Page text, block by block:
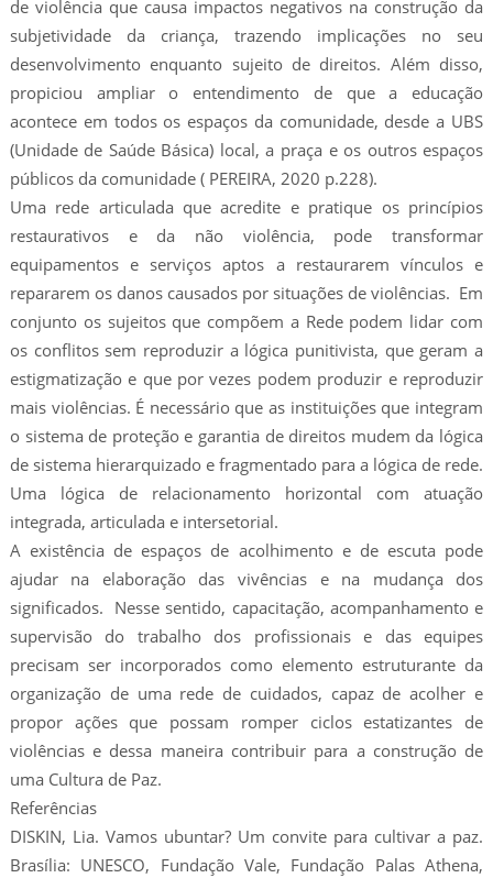
de violência que causa impactos negativos na construção da
subjetividade da criança, trazendo implicações no seu
desenvolvimento enquanto sujeito de direitos. Além disso,
propiciou ampliar o entendimento de que a educação
acontece em todos os espaços da comunidade, desde a UBS
(Unidade de Saúde Básica) local, a praça e os outros espaços
públicos da comunidade ( PEREIRA, 2020 p.228).
Uma rede articulada que acredite e pratique os princípios
restaurativos e da não violência, pode transformar
equipamentos e serviços aptos a restaurarem vínculos e
repararem os danos causados por situações de violências. Em
conjunto os sujeitos que compõem a Rede podem lidar com
os conflitos sem reproduzir a lógica punitivista, que geram a
estigmatização e que por vezes podem produzir e reproduzir
mais violências. É necessário que as instituições que integram
o sistema de proteção e garantia de direitos mudem da lógica
de sistema hierarquizado e fragmentado para a lógica de rede.
Uma lógica de relacionamento horizontal com atuação
integrada, articulada e intersetorial.
A existência de espaços de acolhimento e de escuta pode
ajudar na elaboração das vivências e na mudança dos
significados. Nesse sentido, capacitação, acompanhamento e
supervisão do trabalho dos profissionais e das equipes
precisam ser incorporados como elemento estruturante da
organização de uma rede de cuidados, capaz de acolher e
propor ações que possam romper ciclos estatizantes de
violências e dessa maneira contribuir para a construção de
uma Cultura de Paz.
Referências
DISKIN, Lia. Vamos ubuntar? Um convite para cultivar a paz.
Brasília: UNESCO, Fundação Vale, Fundação Palas Athena,